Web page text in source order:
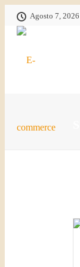
Agosto 7, 2026